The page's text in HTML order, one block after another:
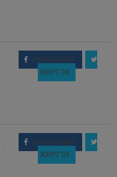
ХУВААЛЦАХ
ЖИРГЭХ
ХУВААЛЦАХ
ЖИРГЭХ